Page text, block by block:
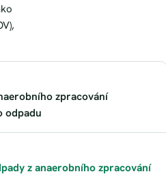
zpracování
odpadu
z anaerobního zpracování